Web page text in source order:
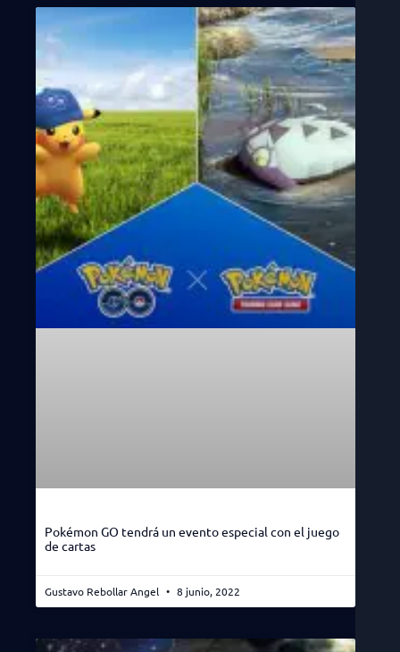
Pokémon GO tendrá un evento especial con el juego
de cartas
Gustavo Rebollar Angel 8 junio, 2022